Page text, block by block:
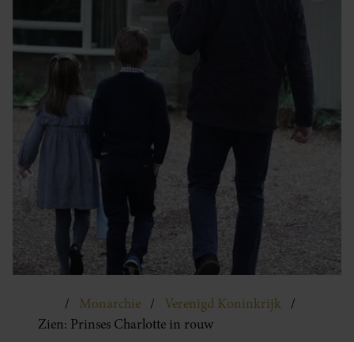
Monarchie
Verenigd Koninkrijk
Zien: Prinses Charlotte in rouw